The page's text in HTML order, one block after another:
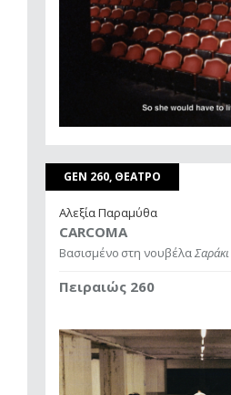
GEN 260, ΘΕΑΤΡΟ
Αλεξία Παραμύθα
CARCOMA
Βασισμένο στη νουβέλαΣαράκι
Πειραιώς 260